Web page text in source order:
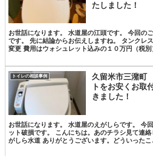
たしました！
お世話になります。 水道屋の江頭です。 今回の
です。 先に結論からお伝えしますね。 タンクレ
変更 費用はウォシュレット込みの１０万円（税
トイレの相談事例
久留米市三潴町
トをお安くお取
きました！
お世話になります。 水道屋のえがしらです。 今
ット破損です。 こんにちは。あのチラシ見て連
がしら水道 ありがとうございます。どういった